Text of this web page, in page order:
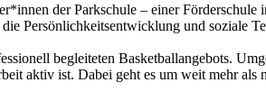
der Parkschule – einer
Persönlichkeitsentwicklung und soziale
begleiteten Basketballangebots.
aktiv ist. Dabei geht es um weit mehr als